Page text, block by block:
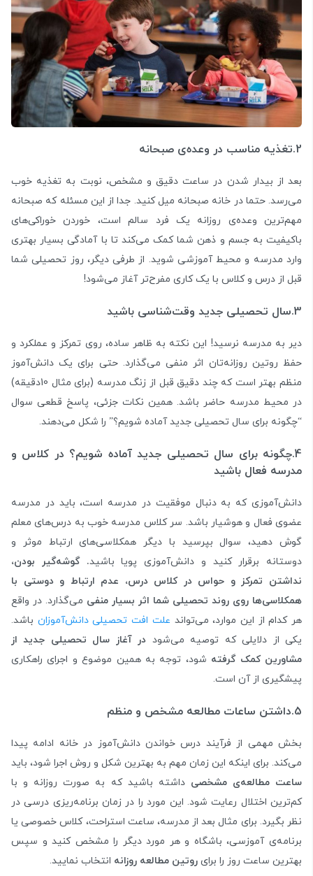
2.تغذیه مناسب در وعده‌ی صبحانه
بعد از بیدار شدن در ساعت دقیق و مشخص، نوبت به تغذیه خوب
می‌رسد. حتما در خانه صبحانه میل کنید. جدا از این مسئله که صبحانه
مهم‌ترین وعده‌ی روزانه یک فرد سالم است، خوردن خوراکی‌های
باکیفیت به جسم و ذهن شما کمک می‌کند تا با آمادگی بسیار بهتری
وارد مدرسه و محیط آموزشی شوید. از طرفی دیگر، روز تحصیلی شما
قبل از درس و کلاس با یک کاری مفرح‌تر آغاز می‌شود!
3.سال تحصیلی جدید وقت‌شناسی باشید
دیر به مدرسه نرسید! این نکته به ظاهر ساده، روی تمرکز و عملکرد و
حفظ روتین روزانه‌تان اثر منفی می‌گذارد. حتی برای یک دانش‌آموز
منظم بهتر است که چند دقیق قبل از زنگ مدرسه (برای مثال 10دقیقه)
در محیط مدرسه حاضر باشد. همین نکات جزئی، پاسخ قطعی سوال
“چگونه برای سال تحصیلی جدید آماده شویم؟” را شکل می‌دهند.
4.چگونه برای سال تحصیلی جدید آماده شویم؟ در کلاس و
مدرسه فعال باشید
دانش‌آموزی که به دنبال موفقیت در مدرسه است، باید در مدرسه
عضوی فعال و هوشیار باشد. سر کلاس مدرسه خوب به درس‌های معلم
گوش دهید، سوال بپرسید با دیگر همکلاسی‌های ارتباط موثر و
دوستانه برقرار کنید و دانش‌آموزی پویا باشید. گوشه‌گیر بودن،
نداشتن تمرکز و حواس در کلاس درس، عدم ارتباط و دوستی با
همکلاسی‌ها روی روند تحصیلی شما اثر بسیار منفی می‌گذارد. در واقع
هر کدام از این موارد، می‌تواند علت افت تحصیلی دانش‌آموزان باشد.
یکی از دلایلی که توصیه می‌شود در آغاز سال تحصیلی جدید از
مشاورین کمک گرفته شود، توجه به همین موضوع و اجرای راهکاری
پیشگیری از آن است.
5.داشتن ساعات مطالعه مشخص و منظم
بخش مهمی از فرآیند درس خواندن دانش‌آموز در خانه ادامه پیدا
می‌کند. برای اینکه این زمان مهم به بهترین شکل و روش اجرا شود، باید
ساعت مطالعه‌ی مشخصی داشته باشید که به صورت روزانه و با
کم‌ترین اختلال رعایت شود. این مورد را در زمان برنامه‌ریزی درسی در
نظر بگیرد. برای مثال بعد از مدرسه، ساعت استراحت، کلاس خصوصی یا
برنامه‌ی آموزسی، باشگاه و هر مورد دیگر را مشخص کنید و سپس
بهترین ساعت روز را برای روتین مطالعه روزانه انتخاب نمایید.